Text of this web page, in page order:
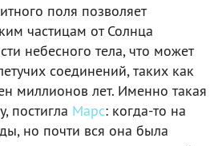
поля позволяет
частицам от Солнца
небесного тела, что может
соединений, таких как
миллионов лет. Именно такая
постигла Марс: когда-то на
но почти вся она была